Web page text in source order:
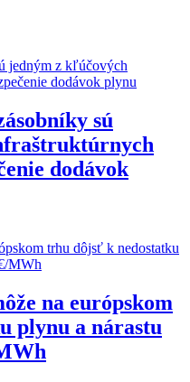
sú
dodávok
na európskom
plynu a nárastu